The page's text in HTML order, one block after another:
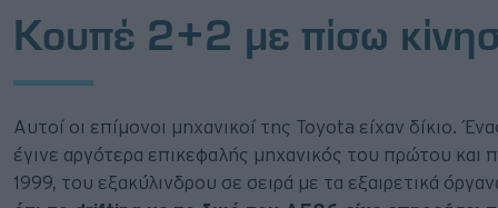
Κουπέ 2+2 με πίσω
Αυτοί οι επίμονοι μηχανικοί της Toyota είχαν δίκιο.
έγινε αργότερα επικεφαλής μηχανικός του πρώτου
1999, του εξακύλινδρου σε σειρά με τα εξαιρετικά